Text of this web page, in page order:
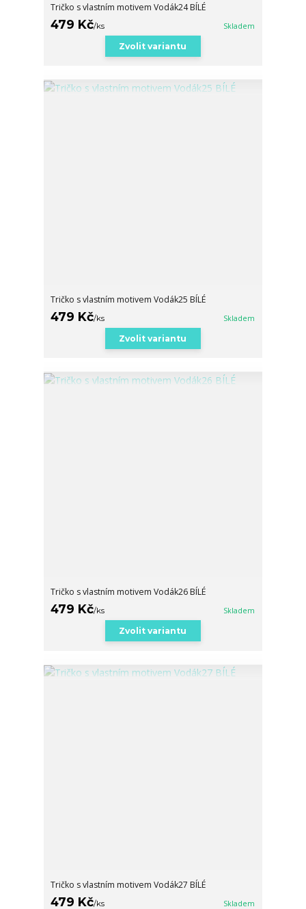
Tričko s vlastním motivem Vodák24 BÍLÉ
479 Kč/ks Skladem
Zvolit variantu
Tričko s vlastním motivem Vodák25 BÍLÉ
479 Kč/ks Skladem
Zvolit variantu
Tričko s vlastním motivem Vodák26 BÍLÉ
479 Kč/ks Skladem
Zvolit variantu
Tričko s vlastním motivem Vodák27 BÍLÉ
479 Kč/ks Skladem